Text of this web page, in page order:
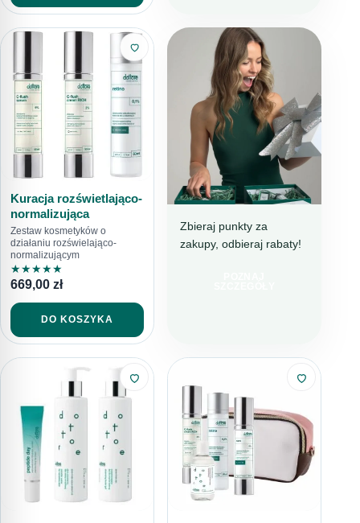
Kuracja rozświetlająco-
normalizująca
Zestaw kosmetyków o
działaniu rozświelająco-
normalizującym
★★★★★
669,00 zł
DO KOSZYKA
DOTTORE CLUB
Zbieraj punkty za
zakupy, odbieraj rabaty!